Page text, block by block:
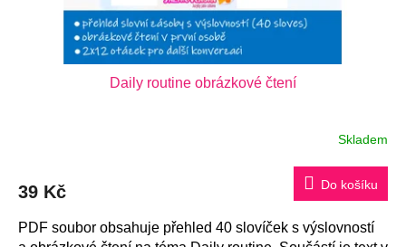
Daily routine obrázkové čtení
Skladem
39 Kč Do košíku
PDF soubor obsahuje přehled 40 slovíček s výslovností